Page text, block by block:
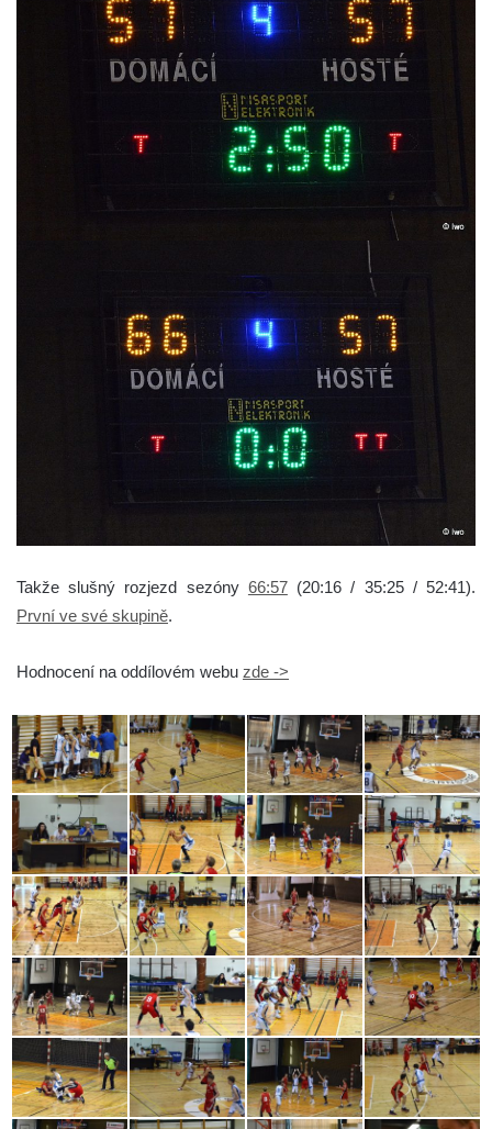
Takže slušný rozjezd sezóny 66:57(20:16 / 35:25 / 52:41).
První ve své skupině.
Hodnocení na oddílovém webu zde ->